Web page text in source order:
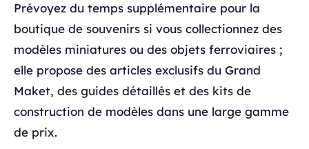
Prévoyez du temps supplémentaire pour la
boutique de souvenirs si vous collectionnez des
modèles miniatures ou des objets ferroviaires ;
elle propose des articles exclusifs du Grand
Maket, des guides détaillés et des kits de
construction de modèles dans une large gamme
de prix.